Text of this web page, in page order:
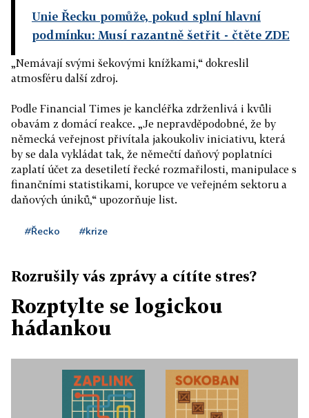
Unie Řecku pomůže, pokud splní hlavní
podmínku: Musí razantně šetřit - čtěte ZDE
„Nemávají svými šekovými knížkami,“ dokreslil
atmosféru další zdroj.
Podle Financial Times je kancléřka zdrženlivá i kvůli
obavám z domácí reakce. „Je nepravděpodobné, že by
německá veřejnost přivítala jakoukoliv iniciativu, která
by se dala vykládat tak, že němečtí daňový poplatníci
zaplatí účet za desetiletí řecké rozmařilosti, manipulace s
finančními statistikami, korupce ve veřejném sektoru a
daňových úniků,“ upozorňuje list.
#Řecko #krize
Rozrušily vás zprávy a cítíte stres?
Rozptylte se logickou
hádankou